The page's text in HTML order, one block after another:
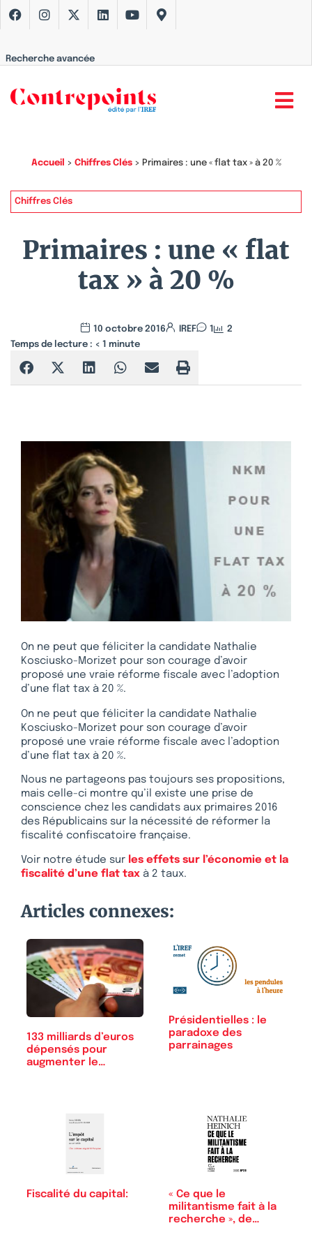
Recherche avancée
Accueil > Chiffres Clés> Primaires : une « flat tax » à 20 %
Chiffres Clés
Primaires : une « flat
tax » à 20 %
10 octobre 2016 IREF 1
2
Temps de lecture : < 1 minute
On ne peut que féliciter la candidate Nathalie
Kosciusko-Morizet pour son courage d’avoir
proposé une vraie réforme fiscale avec l’adoption
d’une flat tax à 20 %.
On ne peut que féliciter la candidate Nathalie
Kosciusko-Morizet pour son courage d’avoir
proposé une vraie réforme fiscale avec l’adoption
d’une flat tax à 20 %.
Nous ne partageons pas toujours ses propositions,
mais celle-ci montre qu’il existe une prise de
conscience chez les candidats aux primaires 2016
des Républicains sur la nécessité de réformer la
fiscalité confiscatoire française.
Voir notre étude sur les effets sur l’économie et la
fiscalité d’une flat tax à 2 taux.
Articles connexes:
133 milliards d’euros
dépensés pour
augmenter le…
Présidentielles : le
paradoxe des
parrainages
Fiscalité du capital:
« Ce que le
militantisme fait à la
recherche », de…